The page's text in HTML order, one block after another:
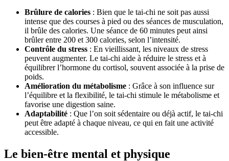
Brûlure de calories : Bien que le tai-chi ne soit pas aussi
intense que des courses à pied ou des séances de musculation,
il brûle des calories. Une séance de 60 minutes peut ainsi
brûler entre 200 et 300 calories, selon l’intensité.
Contrôle du stress : En vieillissant, les niveaux de stress
peuvent augmenter. Le tai-chi aide à réduire le stress et à
équilibrer l’hormone du cortisol, souvent associée à la prise de
poids.
Amélioration du métabolisme : Grâce à son influence sur
l’équilibre et la flexibilité, le tai-chi stimule le métabolisme et
favorise une digestion saine.
Adaptabilité : Que l’on soit sédentaire ou déjà actif, le tai-chi
peut être adapté à chaque niveau, ce qui en fait une activité
accessible.
Le bien-être mental et physique